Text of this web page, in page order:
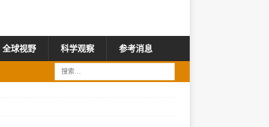
全球视野 科学观察 参考消息